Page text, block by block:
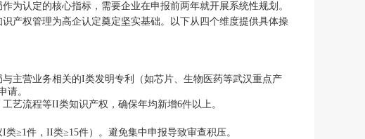
为认定的核心指标，需要企业在申报前两年就开展系统性规划。
产权管理为高企认定奠定坚实基础。以下从四个维度提供具体操
主营业务相关的I类发明专利（如芯片、生物医药等武汉重点产
请。
艺流程等II类知识产权，确保年均新增6件以上。
≥1件，II类≥15件）。避免集中申报导致审查积压。